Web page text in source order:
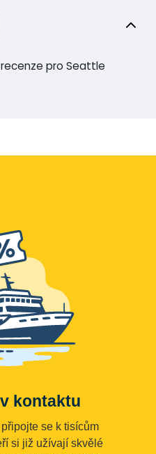
pro Seattle
kontaktu
se k tisícům
si již užívají skvělé